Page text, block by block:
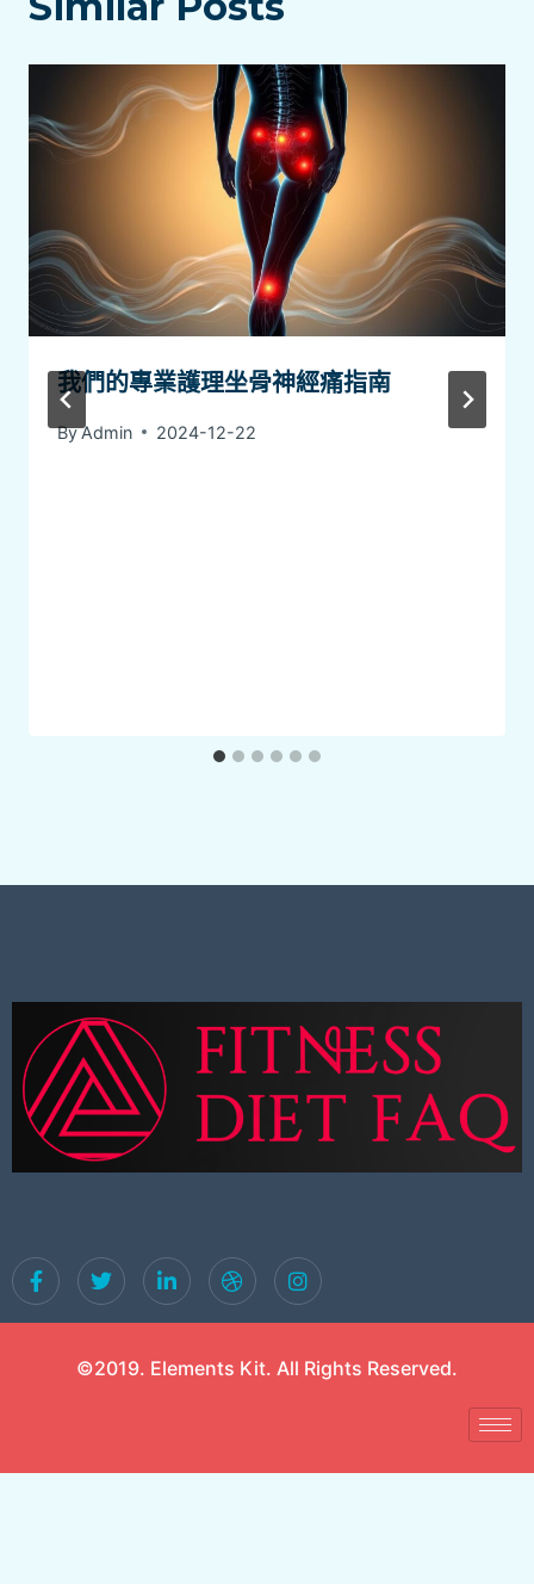
我們的專業護理坐骨神經痛指南
ByAdmin 2024-12-22
©2019. Elements Kit. All Rights Reserved.